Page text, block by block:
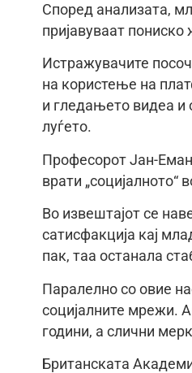
Според анализата,
пријавуваат
Истражувачите
на користење на
и гледањето видеа и
луѓето.
Професорот Јан-
врати „социјалното“
Во извештајот се
сатисфакција кај
пак, таа останала
Паралелно со овие
социјалните мрежи.
години, а слични
Британската